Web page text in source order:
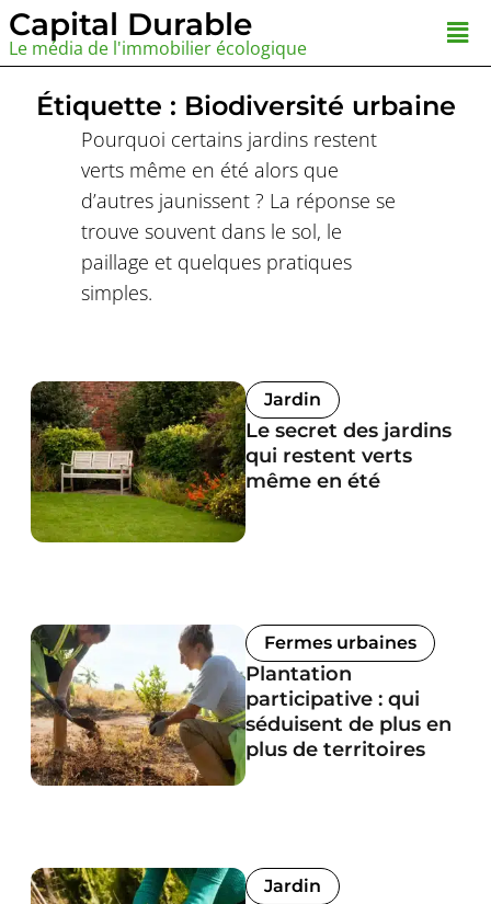
Aller
au
Capital Durable
Le média de l'immobilier écologique
Étiquette : Biodiversité urbaine
Pourquoi certains jardins restent
verts même en été alors que
d’autres jaunissent ? La réponse se
trouve souvent dans le sol, le
paillage et quelques pratiques
simples.
Jardin
Le secret des jardins
qui restent verts
même en été
Fermes urbaines
Plantation
participative : qui
séduisent de plus en
plus de territoires
Jardin